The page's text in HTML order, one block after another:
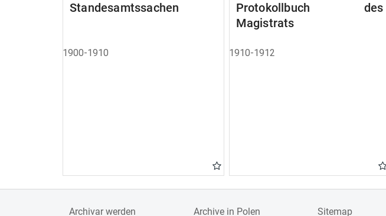
Standesamtssachen
1900-1910
Protokollbuch des
Magistrats
1910-1912
Archivar werden Archive in Polen Sitemap